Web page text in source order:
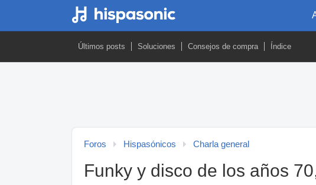
Últimos posts Soluciones Consejos de compra Índice
Foros Hispasónicos Charla general
Funky y disco de los años